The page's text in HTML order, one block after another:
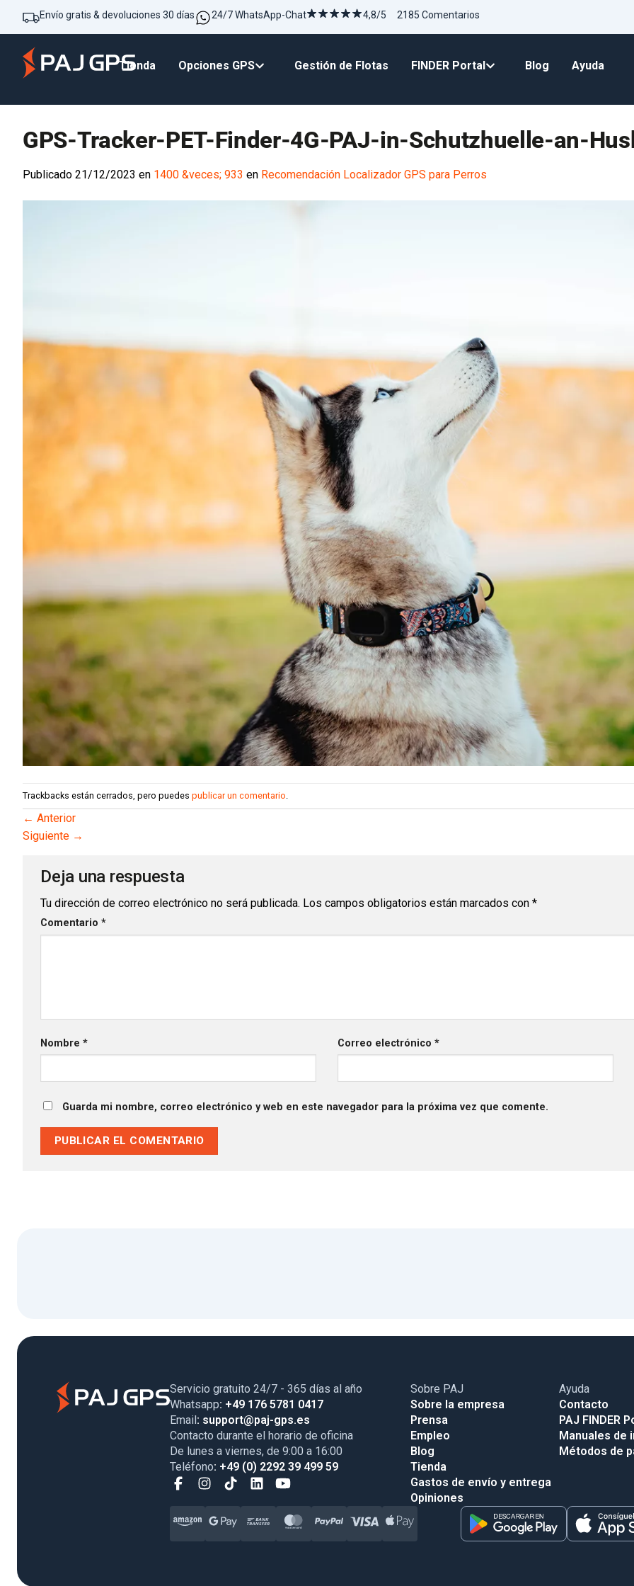
Envío gratis & devoluciones 30 días 24/7 WhatsApp-Chat 4,8/5 2185 Comentarios
Tienda Opciones GPS Gestión de Flotas FINDER Portal Blog Ayuda
GPS-Tracker-PET-Finder-4G-PAJ-in-Schutzhuelle-an-
Publicado 21/12/2023 en 1400 &veces; 933 en Recomendación Localizador GPS para Perros
Trackbacks están cerrados, pero puedes publicar un comentario
← Anterior
Siguiente →
Deja una respuesta
Tu dirección de correo electrónico no será publicada. Los campos obligatorios están marcados con *
Comentario *
Nombre * Correo electrónico *
Guarda mi nombre, correo electrónico y web en este navegador para la próxima vez que comente.
Servicio gratuito 24/7 - 365 días al año
Whatsapp: +49 176 5781 0417
Email: support@paj-gps.es
Contacto durante el horario de oficina
De lunes a viernes, de 9:00 a 16:00
Teléfono: +49 (0) 2292 39 499 59
Sobre PAJ
Sobre la empresa
Prensa
Empleo
Blog
Tienda
Gastos de envío y entrega
Opiniones
Ayuda
Contacto
PAJ FINDER
Manuales de
Métodos de